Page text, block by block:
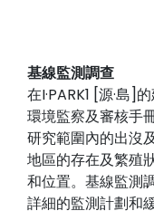
基線監測調查
在I·PARK1 [源·島]
環境監察及審核手
研究範圍內的出沒
地區的存在及繁殖
和位置。基線監測
詳細的監測計劃和